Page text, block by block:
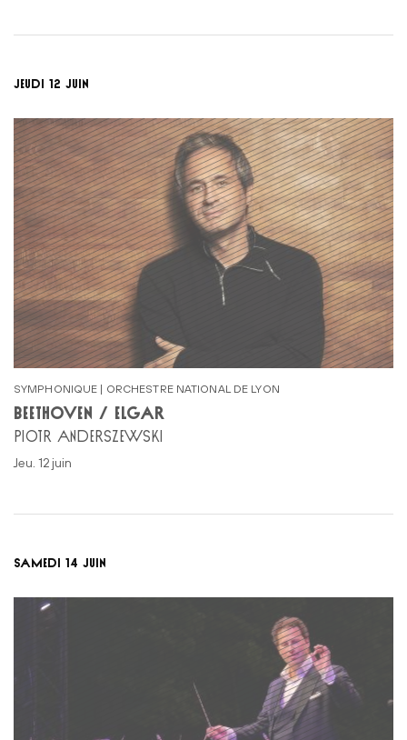
JEUDI 12 JUIN
SYMPHONIQUE | ORCHESTRE NATIONAL DE LYON
BEETHOVEN / ELGAR
PIOTR ANDERSZEWSKI
jeu. 12 juin
SAMEDI 14 JUIN